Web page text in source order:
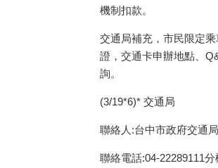
機制扣款。
交通局補充，市民限定
證，交通卡申辦地點、
詢。
(3/19*6)* 交通局
聯絡人:台中市政府交通
聯絡電話:04-22289111分